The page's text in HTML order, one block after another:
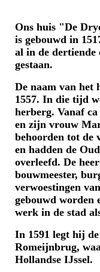
Ons huis "De
is gebouwd in
al in de dertiende
gestaan.
De naam van het
1557. In die tijd
herberg. Vanaf
en zijn vrouw
behoorden tot de
en hadden de
overleefd. De
bouwmeester,
verwoestingen
gebouwd worden
werk in de stad
In 1591 legt hij de
Romeijnbrug,
Hollandse IJssel.